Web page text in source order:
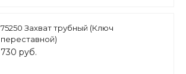
75250 Захват трубный (Ключ
переставной)
730 руб.